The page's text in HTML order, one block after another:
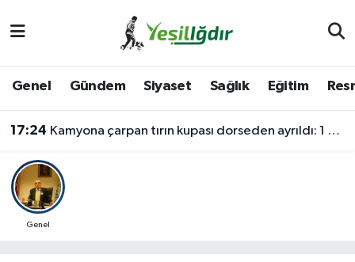
Genel Gündem Siyaset Sağlık Eğitim
17:24 Kamyona çarpan tırın kupası dorseden ayrıldı: 1 ağır yaralı
Genel
İğdir Namaz Vakitleri
Iğdır Trafik Yoğunluk Haritası
Süper Lig Puan Durumu ve Fikstür